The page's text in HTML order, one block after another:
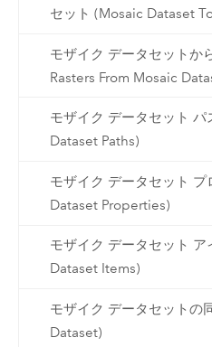
セット (Mosaic Dataset
モザイク データセットか
Rasters From Mosaic
モザイク データセット
Dataset Paths)
モザイク データセット
Dataset Properties)
モザイク データセット
Dataset Items)
モザイク データセットの
Dataset)